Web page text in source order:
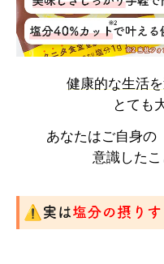
健康的な生活
とても
あなたはご自身の
意識した